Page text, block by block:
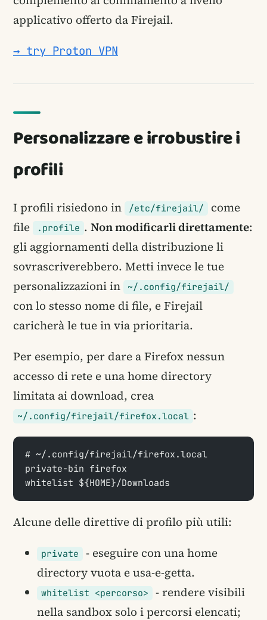
applicativo offerto da Firejail.
→ try Proton VPN
Personalizzare e irrobustire i
profili
I profili risiedono in /etc/firejail/
come
file
.profile . Non modificarli direttamente:
gli aggiornamenti della distribuzione li
sovrascriverebbero. Metti invece le tue
personalizzazioni in
~/.config/firejail/
con lo stesso nome di file, e Firejail
caricherà le tue in via prioritaria.
Per esempio, per dare a Firefox nessun
accesso di rete e una home directory
limitata ai download, crea
~/.config/firejail/firefox.local :
# ~/.config/firejail/firefox.local
private-bin firefox
whitelist ${HOME}/Downloads
Alcune delle direttive di profilo più utili:
private
- eseguire con una home
directory vuota e usa-e-getta.
whitelist <percorso>
- rendere visibili
nella sandbox solo i percorsi elencati;